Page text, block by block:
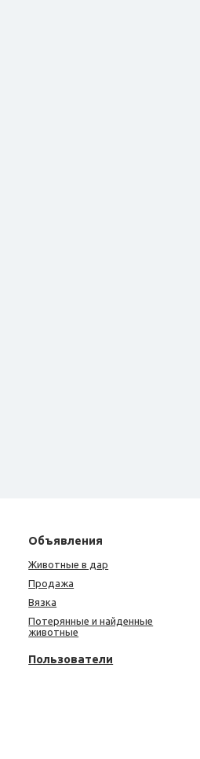
Объявления
Животные в дар
Продажа
Вязка
Потерянные и найденные
животные
Пользователи